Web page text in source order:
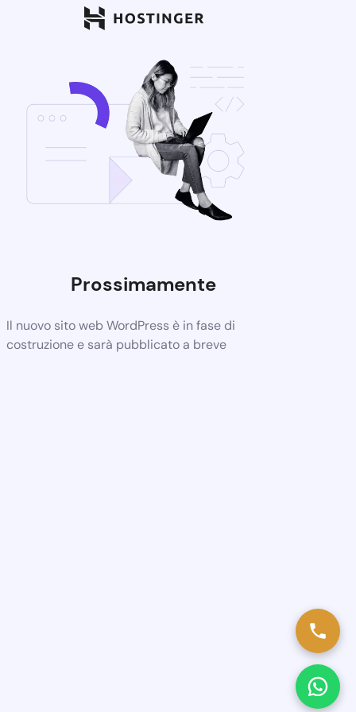
Prossimamente
Il nuovo sito web WordPress è in fase di
costruzione e sarà pubblicato a breve